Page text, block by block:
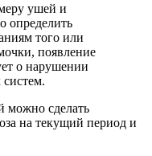
ушей и
определить
того или
появление
о нарушении
можно сделать
на текущий период и